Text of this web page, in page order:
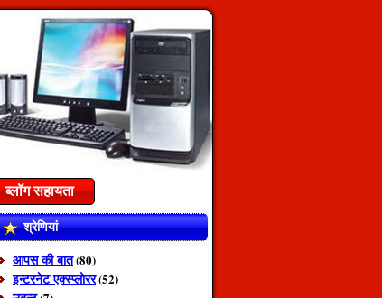
ब्लॉग सहायता
श्रेणियां
आपस की बात(80)
इन्टरनेट एक्स्प्लोरर(52)